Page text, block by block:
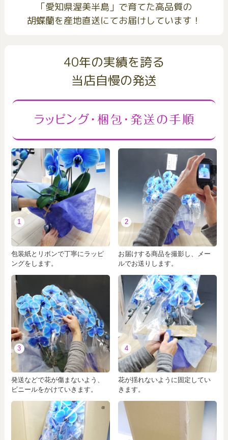
「愛知県渥美半島」で育てた高品質の
胡蝶蘭を産地直送にてお届けしています！
40年の実績を誇る
当店自慢の発送
1
包装紙とリボンで丁寧にラッピ
ングをします。
2
お届けする商品を撮影し、メー
ルでお送りします。
3
発送などで花が傷まないよう、
ビニールをかけていきます。
4
花が揺れないように固定してい
きます。